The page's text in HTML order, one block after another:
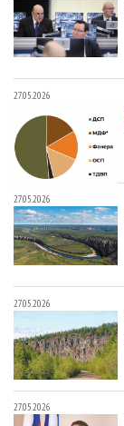
27.05.2026
27.05.2026
27.05.2026
27.05.2026